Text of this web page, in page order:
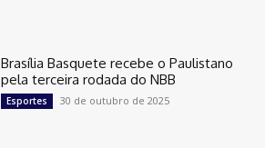
Brasília Basquete recebe o Paulistano
pela terceira rodada do NBB
Esportes 30 de outubro de 2025